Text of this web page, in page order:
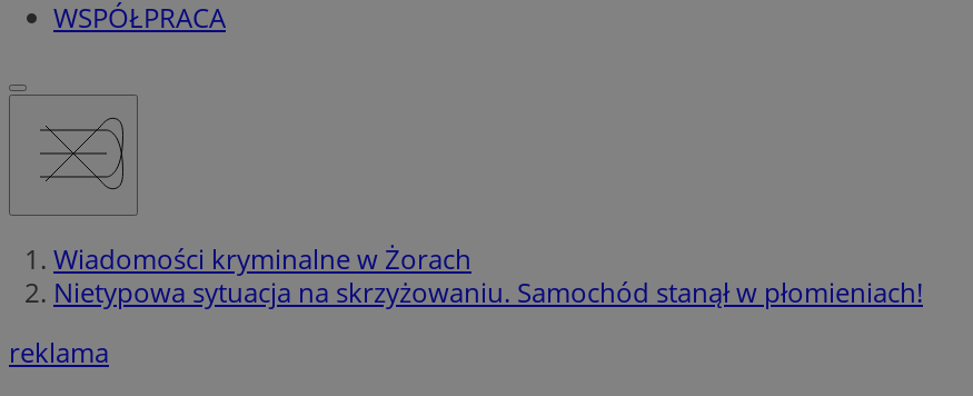
WSPÓŁPRACA
Wiadomości kryminalne w Żorach
Nietypowa sytuacja na skrzyżowaniu. Samochód stanął w płomieniach!
reklama